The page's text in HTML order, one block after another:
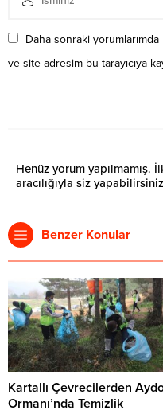
Daha sonraki yorumlarımda
ve site adresim bu tarayıcıya
Henüz yorum yapılmamış.
aracılığıyla siz
Benzer Konular
Kartallı Çevrecilerden
Ormanı’nda Temizlik